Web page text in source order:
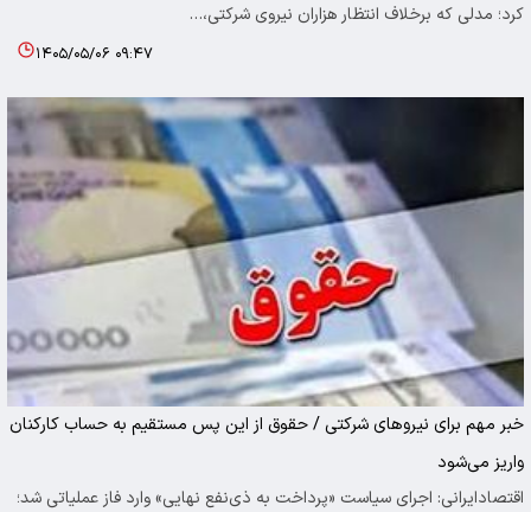
کرد؛ مدلی که برخلاف انتظار هزاران نیروی شرکتی،…
۱۴۰۵/۰۵/۰۶ ۰۹:۴۷
خبر مهم برای نیروهای شرکتی / حقوق از این پس مستقیم به حساب کارکنان
واریز می‌شود
اقتصادایرانی: اجرای سیاست «پرداخت به ذی‌نفع نهایی» وارد فاز عملیاتی شد؛